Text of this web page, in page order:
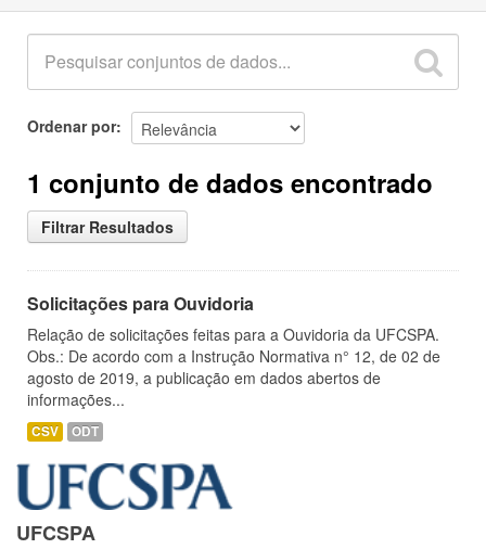
Ordenar por
1 conjunto de dados encontrado
Filtrar Resultados
Solicitações para Ouvidoria
Relação de solicitações feitas para a Ouvidoria da UFCSPA.
Obs.: De acordo com a Instrução Normativa n° 12, de 02 de
agosto de 2019, a publicação em dados abertos de
informações...
CSV ODT
UFCSPA